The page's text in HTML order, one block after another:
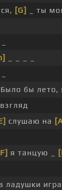
[G] _ ты
Было бы лето,
взгляд
слушаю на
я танцую _
ладушки